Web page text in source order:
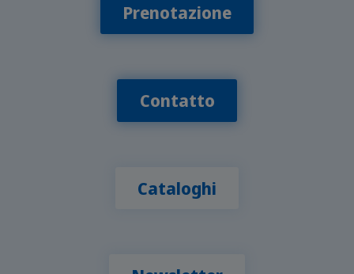
Prenotazione
Contatto
Cataloghi